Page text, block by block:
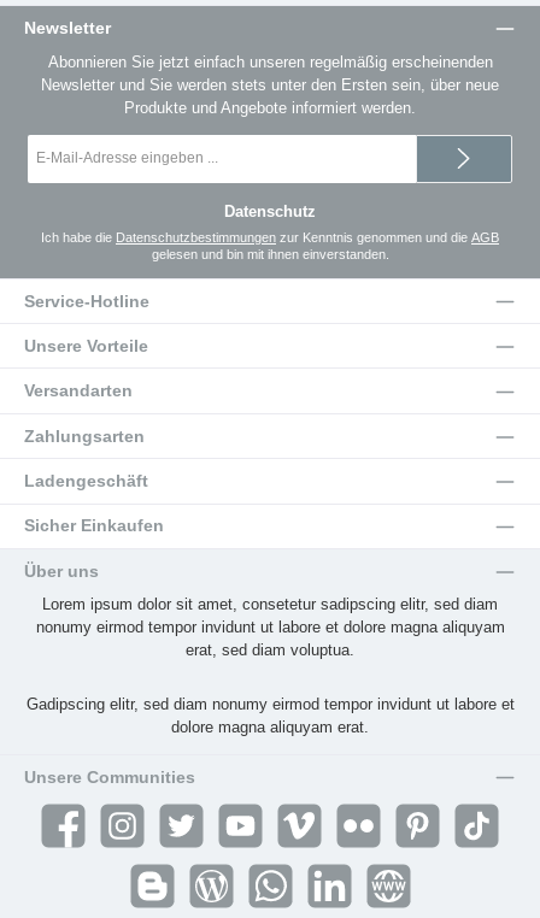
Newsletter
Abonnieren Sie jetzt einfach unseren regelmäßig erscheinenden
Newsletter und Sie werden stets unter den Ersten sein, über neue
Produkte und Angebote informiert werden.
Mail-
Datenschutz
Ich habe die Datenschutzbestimmungen zur Kenntnis genommen und die AGB
gelesen und bin mit ihnen einverstanden.
Service-Hotline
Unsere Vorteile
Versandarten
Zahlungsarten
Ladengeschäft
Sicher Einkaufen
Über uns
Lorem ipsum dolor sit amet, consetetur sadipscing elitr, sed diam
nonumy eirmod tempor invidunt ut labore et dolore magna aliquyam
erat, sed diam voluptua.
Gadipscing elitr, sed diam nonumy eirmod tempor invidunt ut labore et
dolore magna aliquyam erat.
Unsere Communities
Facebook Instagram Twitter YouTube Vimeo Flickr Pinterest TikTok
Blogger Blog WhatsApp Website